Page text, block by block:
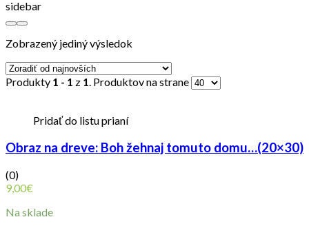
sidebar
Zobrazený jediný výsledok
Produkty 1 - 1 z 1 . Produktov na strane
Pridať do listu prianí
Obraz na dreve: Boh žehnaj tomuto domu…(20×30)
(0)
9,00€
Na sklade